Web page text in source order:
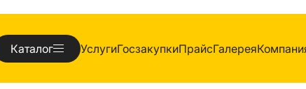
Каталог УслугиГосзакупкиПрайсГалерея